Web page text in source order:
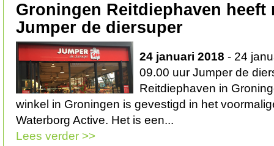
Groningen Reitdiephaven heeft
Jumper de diersuper
24 januari 2018 - 24
09.00 uur Jumper de
Reitdiephaven in
winkel in Groningen is gevestigd in het
Waterborg Active. Het is een...
Lees verder >>